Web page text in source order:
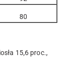
80
15,6 proc.,